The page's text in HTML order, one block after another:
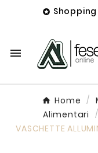


Home
Alimentari
VASCHETTE